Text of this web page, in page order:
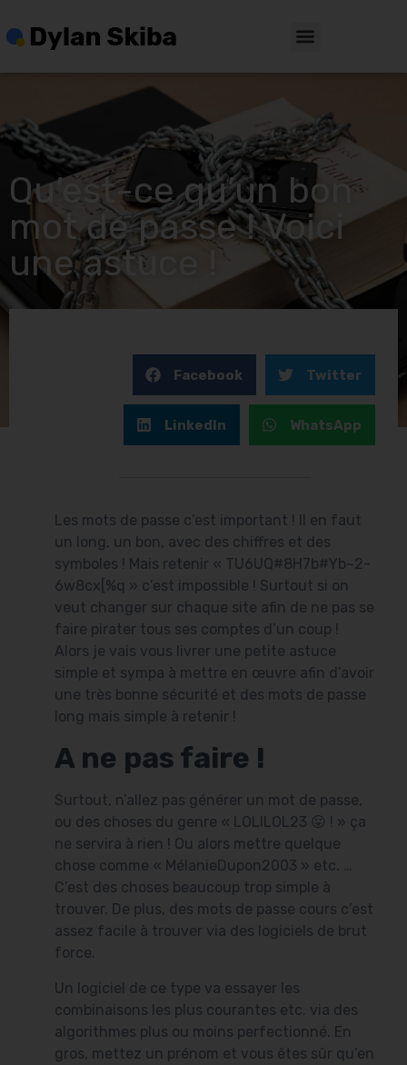
Qu’est-ce qu’un bon
mot de passe ! Voici
une astuce !
Facebook Twitter
LinkedIn WhatsApp
Les mots de passe c’est important ! Il en faut
un long, un bon, avec des chiffres et des
symboles ! Mais retenir « TU6UQ#8H7b#Yb~2-
6w8cx[%q » c’est impossible ! Surtout si on
veut changer sur chaque site afin de ne pas se
faire pirater tous ses comptes d’un coup !
Alors je vais vous livrer une petite astuce
simple et sympa à mettre en œuvre afin d’avoir
une très bonne sécurité et des mots de passe
long mais simple à retenir !
A ne pas faire !
Surtout, n’allez pas générer un mot de passe,
ou des choses du genre « LOLILOL23 😛 ! » ça
ne servira à rien ! Ou alors mettre quelque
chose comme « MélanieDupon2003 » etc. …
C’est des choses beaucoup trop simple à
trouver. De plus, des mots de passe cours c’est
assez facile à trouver via des logiciels de brut
force.
Un logiciel de ce type va essayer les
combinaisons les plus courantes etc. via des
algorithmes plus ou moins perfectionné. En
gros, mettez un prénom et vous êtes sûr qu’en